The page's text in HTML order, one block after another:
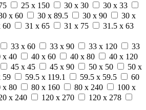
25 x 150 30 x 30
30 x 33
x 60 30 x 89.5 30 x 90
30 x
60 31 x 65 31 x 75
31.5 x 63
33 x 60 33 x 90 33 x 120
33
x 40 40 x 60 40 x 80
40 x 120
45 x 45 45 x 90 50 x 50
50 x
59 59.5 x 119.1 59.5 x 59.5
60
x 80 80 x 160 80 x 240
100 x
x 240 120 x 270
120 x 278